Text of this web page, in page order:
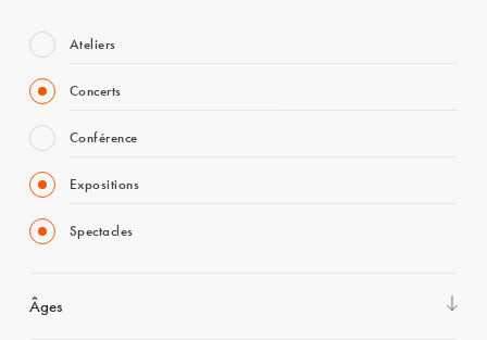
Ateliers
Concerts
Conférence
Expositions
Spectacles
Âges